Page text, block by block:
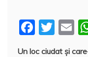
F
T
E
Un loc ciudat şi